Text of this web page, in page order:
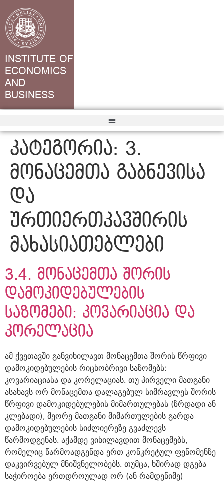
INSTITUTE OF
ECONOMICS
AND
BUSINESS
კატეგორია: 3.
მონაცემთა გაბნევისა
და
ურთიერთკავშირის
მახასიათებლები
3.4. მონაცემთა შორის
დამოკიდებულების
საზომები: კოვარიაცია და
კორელაცია
ამ ქვეთავში განვიხილავთ მონაცემთა შორის წრფივი
დამოკიდებულების რიცხობრივი საზომებს:
კოვარიაციასა და კორელაციას. თუ პირველი მათგანი
ასახავს ორ მონაცემთა დალაგებულ სიმრავლეს შორის
წრფივი დამოკიდებულების მიმართულებას (ზრდადი ან
კლებადი), მეორე მათგანი მიმართულების გარდა
დამოკიდებულების სიძლიერეზე გვაძლევს
წარმოდგენას. აქამდე ვიხილავდით მონაცემებს,
რომელიც წარმოადგენდა ერთ კონკრეტულ ფენომენზე
დაკვირვებულ მნიშვნელობებს. თუმცა, ხშირად დგება
საჭიროება ერთდროულად ორ (ან რამდენიმე)